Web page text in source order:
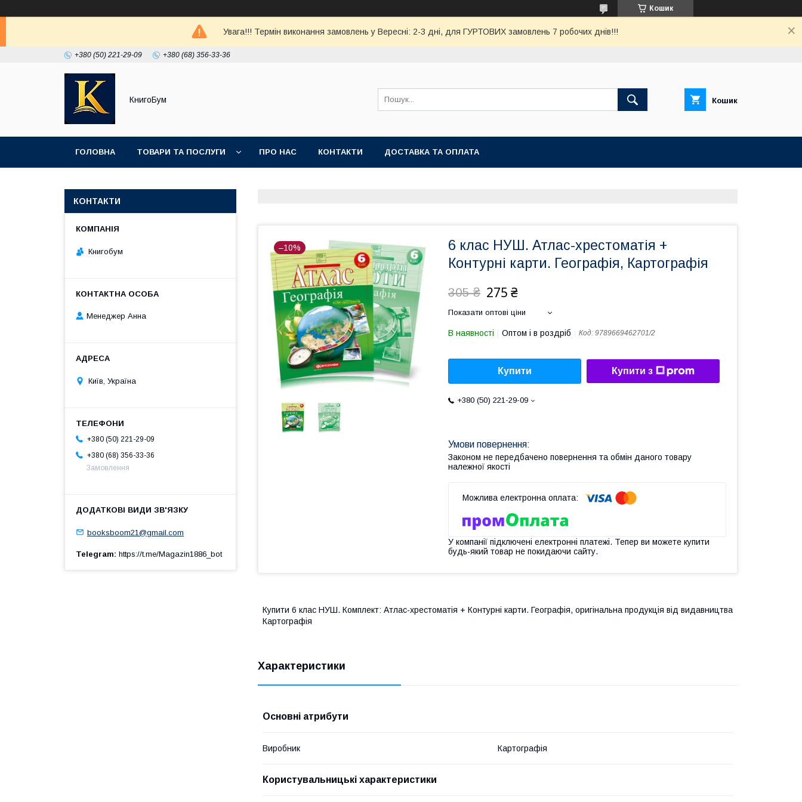
Кошик
Увага!!! Термін виконання замовлень у Вересні: 2-3 дні, для ГУРТОВИХ замовлень 7 робочих днів!!!
+380 (50) 221-29-09 +380 (68) 356-33-36
КнигоБум Кошик
ГОЛОВНА ТОВАРИ ТА ПОСЛУГИ ПРО НАС КОНТАКТИ ДОСТАВКА ТА ОПЛАТА
–10%
6 клас НУШ. Атлас-хрестоматія +
Контурні карти. Географія, Картографія
305 ₴ 275 ₴
Показати оптові ціни
В наявності Оптом і в роздріб Код: 9789669462701/2
Купити Купити з
+380 (50) 221-29-09
Законом не передбачено повернення та обмін даного товару
належної якості
У компанії підключені електронні платежі. Тепер ви можете купити
будь-який товар не покидаючи сайту.
Купити 6 клас НУШ. Комплект: Атлас-хрестоматія + Контурні карти. Географія, оригінальна продукція від видавництва
Картографія
Характеристики
Основні атрибути
Виробник Картографія
Користувальницькі характеристики
КОНТАКТИ
Книгобум
Менеджер Анна
Київ, Україна
+380 (50) 221-29-09
+380 (68) 356-33-36
Замовлення
booksboom21@gmail.com
Telegram https://t.me/Magazin1886_bot